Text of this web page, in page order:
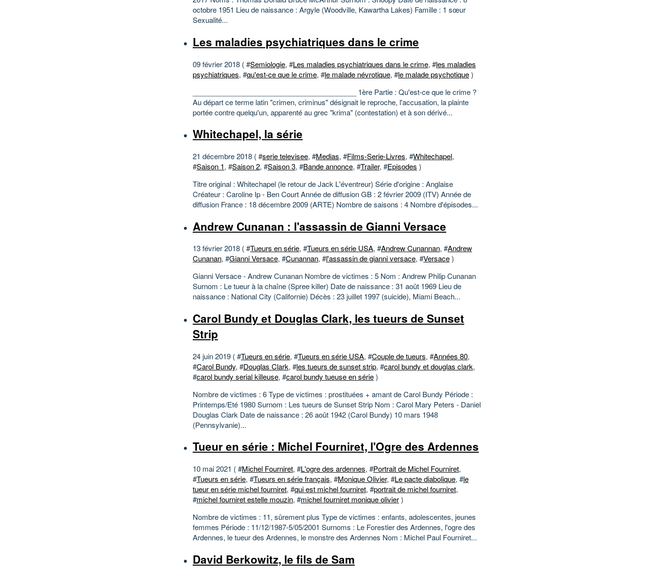
octobre 1951 Lieu de naissance : Argyle (Woodville, Kawartha Lakes) Famille : 1 sœur
Sexualité...
Les maladies psychiatriques dans le crime
09 février 2018 ( #Semiologie, #Les maladies psychiatriques dans le crime, #les maladies
psychiatriques, #qu'est-ce que le crime, #le malade névrotique, #le malade psychotique)
__________________________________________ 1ère Partie : Qu'est-ce que le crime ?
Au départ ce terme latin "crimen, criminus" désignait le reproche, l'accusation, la plainte
portée contre quelqu'un, apparenté au grec "krima" (contestation) et à son dérivé...
Whitechapel, la série
21 décembre 2018 ( #serie televisee, #Medias, #Films-Serie-Livres, #Whitechapel,
#Saison 1, #Saison 2, #Saison 3, #Bande annonce, #Trailer, #Episodes )
Titre original : Whitechapel (le retour de Jack L'éventreur) Série d'origine : Anglaise
Créateur : Caroline Ip - Ben Court Année de diffusion GB : 2 février 2009 (ITV) Année de
diffusion France : 18 décembre 2009 (ARTE) Nombre de saisons : 4 Nombre d'épisodes...
Andrew Cunanan : l'assassin de Gianni Versace
13 février 2018 ( #Tueurs en série, #Tueurs en série USA, #Andrew Cunannan, #Andrew
Cunanan, #Gianni Versace, #Cunannan, #l'assassin de gianni versace, #Versace)
Gianni Versace - Andrew Cunanan Nombre de victimes : 5 Nom : Andrew Philip Cunanan
Surnom : Le tueur à la chaîne (Spree killer) Date de naissance : 31 août 1969 Lieu de
naissance : National City (Californie) Décès : 23 juillet 1997 (suicide), Miami Beach...
Carol Bundy et Douglas Clark, les tueurs de Sunset
Strip
24 juin 2019 ( #Tueurs en série, #Tueurs en série USA, #Couple de tueurs, #Années 80,
#Carol Bundy, #Douglas Clark, #les tueurs de sunset strip, #carol bundy et douglas clark,
#carol bundy serial killeuse, #carol bundy tueuse en série)
Nombre de victimes : 6 Type de victimes : prostituées + amant de Carol Bundy Période :
Printemps/Eté 1980 Surnom : Les tueurs de Sunset Strip Nom : Carol Mary Peters - Daniel
Douglas Clark Date de naissance : 26 août 1942 (Carol Bundy) 10 mars 1948
(Pennsylvanie)...
Tueur en série : Michel Fourniret, l'Ogre des Ardennes
10 mai 2021 ( #Michel Fourniret, #L'ogre des ardennes, #Portrait de Michel Fourniret,
#Tueurs en série, #Tueurs en série français, #Monique Olivier, #Le pacte diabolique, #le
tueur en série michel fourniret, #qui est michel fourniret, #portrait de michel fourniret,
#michel fourniret estelle mouzin, #michel fourniret monique olivier)
Nombre de victimes : 11, sûrement plus Type de victimes : enfants, adolescentes, jeunes
femmes Période : 11/12/1987-5/05/2001 Surnoms : Le Forestier des Ardennes, l'ogre des
Ardennes, le tueur des Ardennes, le monstre des Ardennes Nom : Michel Paul Fourniret...
David Berkowitz, le fils de Sam